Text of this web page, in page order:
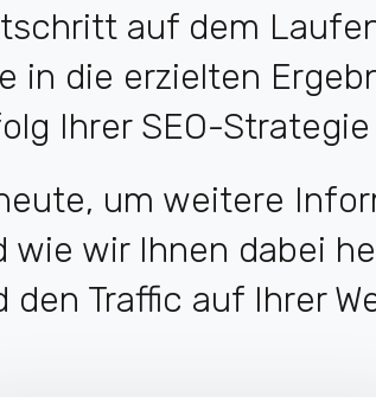
auf dem
in die erzielten
Ihrer SEO-
um weitere
wir Ihnen dabei
Traffic auf Ihrer